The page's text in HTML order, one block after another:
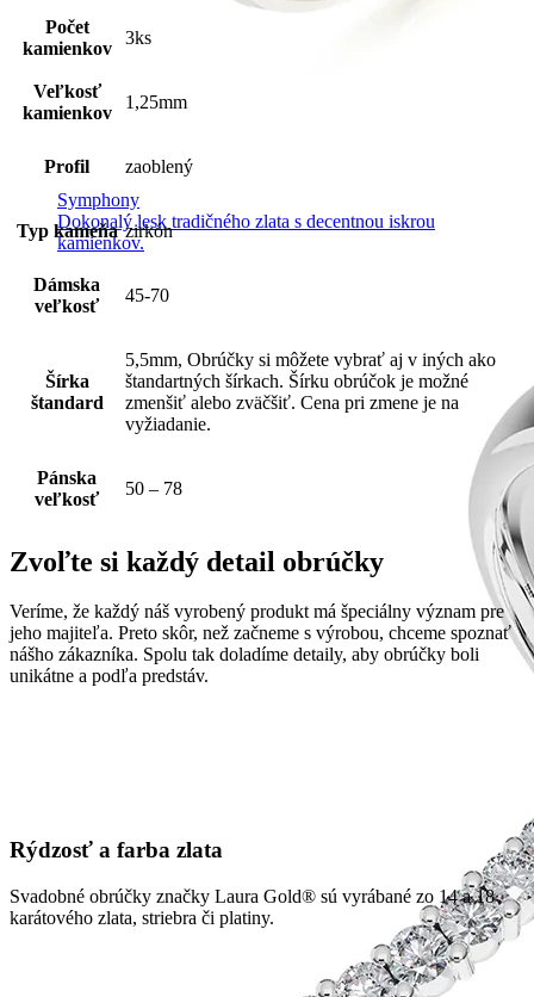
Symphony
Dokonalý lesk tradičného zlata s decentnou iskrou
kamienkov.
Počet
kamienkov
3ks
Veľkosť
kamienkov
1,25mm
Profil zaoblený
Typ kameňa zirkón
Dámska
veľkosť
45-70
Šírka
štandard
5,5mm, Obrúčky si môžete vybrať aj v iných ako
štandartných šírkach. Šírku obrúčok je možné
zmenšiť alebo zväčšiť. Cena pri zmene je na
vyžiadanie.
Pánska
veľkosť
50 – 78
Zvoľte si každý detail obrúčky
Veríme, že každý náš vyrobený produkt má špeciálny význam pre
jeho majiteľa. Preto skôr, než začneme s výrobou, chceme spoznať
nášho zákazníka. Spolu tak doladíme detaily, aby obrúčky boli
unikátne a podľa predstáv.
Rýdzosť a farba zlata
Svadobné obrúčky značky Laura Gold® sú vyrábané zo 14 a 18
karátového zlata, striebra či platiny.